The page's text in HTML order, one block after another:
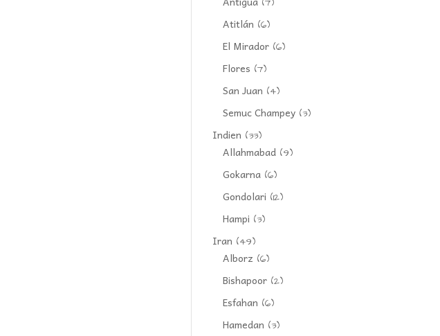
(7)
Atitlán (6)
El Mirador (6)
Flores (7)
San Juan (4)
Semuc Champey (3)
Indien (33)
Allahmabad (9)
Gokarna (6)
Gondolari (12)
Hampi (3)
Iran (49)
Alborz (6)
Bishapoor (2)
Esfahan (6)
Hamedan (3)